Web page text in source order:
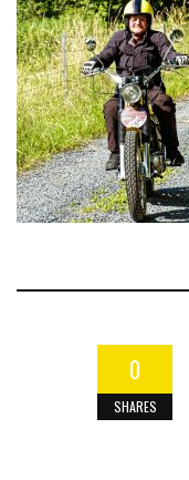
0
SHARES